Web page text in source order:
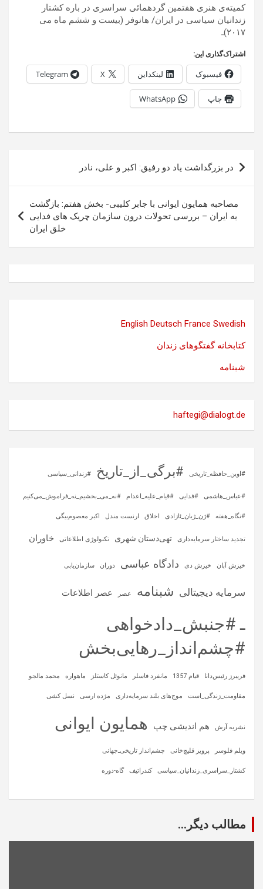
كميته‌ى هنری هفتمين گردهمائی سراسری در باره کشتار
زندانیان سیاسی در ایران/ هانوفر (بیست و ششم ماه می
٢٠١٧)ـ
اشتراک‌گذاری این:
فیسبوک لینکداین X
Telegram
چاپ WhatsApp
راهبری
نوشته
در بزرگداشت یاد دو رفیق: اکبر و علی، نادر
مصاحبه همایون ایوانی با جابر کلیبی- بخش هفتم: بازگشت
به ایران – بررسی تحولات درون سازمان چریک های فدایی
خلق ایران‏
English Deutsch France Swedish
کتابخانه گفتگوهای زندان
شبنامه
haftegi@dialogt.de
#اوین_حافظه_تاریخی #برگی_از_تاریخ #زندانی_سیاسی
#عباس_هاشمی #فدایی #قیام_علیه_اعدام #نه_می_بخشیم_نه_فراموش_می‌کنیم
#نگاه_هفته #ژن_ژیان_ئازادی اخلاق ارنست مندل اکبر معصوم‌بیگی
تجدید ساختار سرمایه‌داری تهی‌دستان شهری تکنولوژی اطلاعاتی خاوران
خیزش آبان خیزش دی دادگاه عباسی دوران سازمان‌یابی
سرمایه‌ دیجیتالی شبنامه عصر عصر اطلاعات
ـ #جنبش_دادخواهی
#چشم‌انداز_رهایی‌بخش
فریبرز رئیس‌دانا قیام 1357 مانفرد فاسلر مانوئل کاستلز ماهواره‌ محمد مالجو
مقاومت_زندگی_است موج‌های بلند سرمایه‌داری مژده ارسی نسل کشی
نشریه آرش هم اندیشی چپ همایون ایوانی
ویلم فلوسر پرویز قلیچ‌خانی چشم‌انداز تاریخی‌ـ‌جهانی
کشتار_سراسری_زندانیان_سیاسی کندراتیف گاه-دوره
مطالب دیگر...